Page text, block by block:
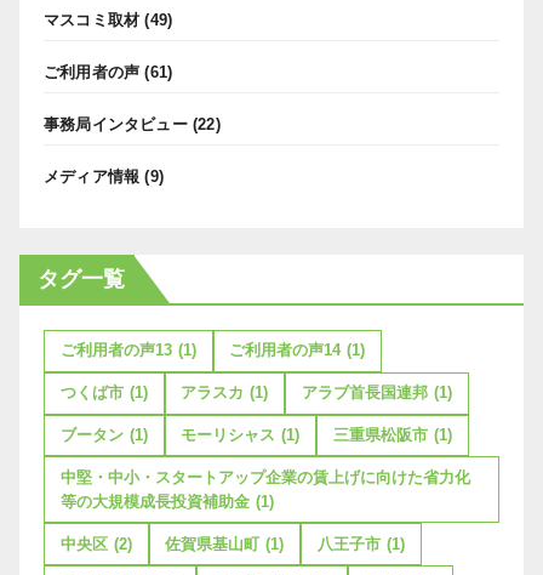
マスコミ取材 (49)
ご利用者の声 (61)
事務局インタビュー(22)
メディア情報 (9)
タグ一覧
ご利用者の声13 (1) ご利用者の声14 (1)
つくば市 (1) アラスカ (1) アラブ首長国連邦 (1)
ブータン (1) モーリシャス (1) 三重県松阪市 (1)
中堅・中小・スタートアップ企業の賃上げに向けた省力化
等の大規模成長投資補助金 (1)
中央区 (2) 佐賀県基山町 (1) 八王子市 (1)